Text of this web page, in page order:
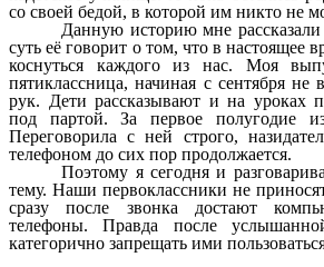
со своей бедой, в которой им никто не
Данную историю мне
суть её говорит о том, что в настоящее
коснуться каждого из нас. Моя
пятиклассница, начиная с сентября не
рук. Дети рассказывают и на уроках
под партой. За первое полугодие
Переговорила с ней строго,
телефоном до сих пор продолжается.
Поэтому я сегодня и
тему. Наши первоклассники не
сразу после звонка достают
телефоны. Правда после
категорично запрещать ими